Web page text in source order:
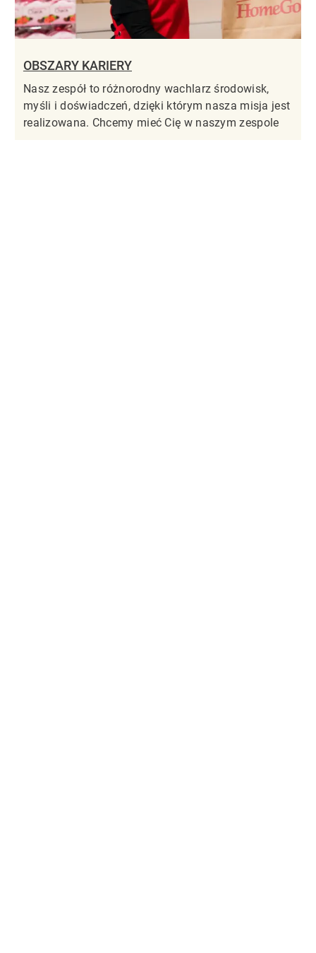
OBSZARY KARIERY
Nasz zespół to różnorodny wachlarz środowisk,
myśli i doświadczeń, dzięki którym nasza misja jest
realizowana. Chcemy mieć Cię w naszym zespole